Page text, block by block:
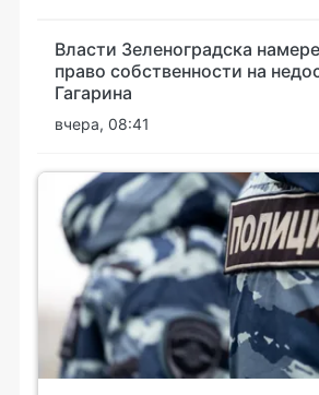
Власти Зеленоградска
право собственности на
Гагарина
вчера, 08:41